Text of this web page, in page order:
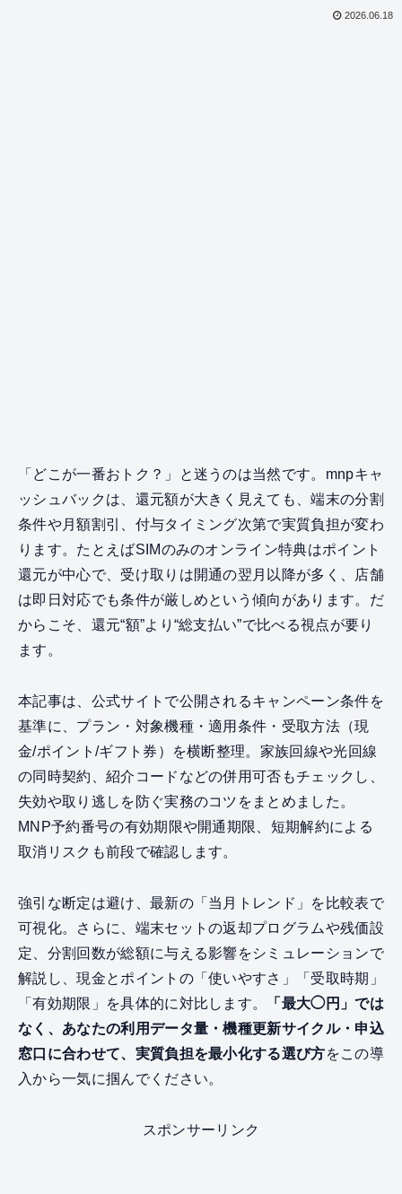
2026.06.18
「どこが一番おトク？」と迷うのは当然です。mnpキャ
ッシュバックは、還元額が大きく見えても、端末の分割
条件や月額割引、付与タイミング次第で実質負担が変わ
ります。たとえばSIMのみのオンライン特典はポイント
還元が中心で、受け取りは開通の翌月以降が多く、店舗
は即日対応でも条件が厳しめという傾向があります。だ
からこそ、還元“額”より“総支払い”で比べる視点が要り
ます。
本記事は、公式サイトで公開されるキャンペーン条件を
基準に、プラン・対象機種・適用条件・受取方法（現
金/ポイント/ギフト券）を横断整理。家族回線や光回線
の同時契約、紹介コードなどの併用可否もチェックし、
失効や取り逃しを防ぐ実務のコツをまとめました。
MNP予約番号の有効期限や開通期限、短期解約による
取消リスクも前段で確認します。
強引な断定は避け、最新の「当月トレンド」を比較表で
可視化。さらに、端末セットの返却プログラムや残価設
定、分割回数が総額に与える影響をシミュレーションで
解説し、現金とポイントの「使いやすさ」「受取時期」
「有効期限」を具体的に対比します。
「最大◯円」では
なく、あなたの利用データ量・機種更新サイクル・申込
窓口に合わせて、実質負担を最小化する選び方をこの導
入から一気に掴んでください。
スポンサーリンク